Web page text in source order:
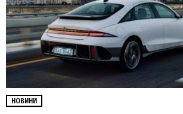
НОВИНИ